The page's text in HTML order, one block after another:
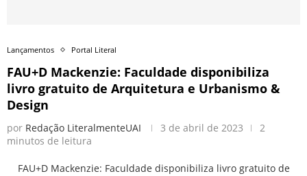
Lançamentos Portal Literal
FAU+D Mackenzie: Faculdade disponibiliza
livro gratuito de Arquitetura e Urbanismo &
Design
por Redação LiteralmenteUAI 3 de abril de 2023
2
minutos de leitura
FAU+D Mackenzie: Faculdade disponibiliza livro gratuito de